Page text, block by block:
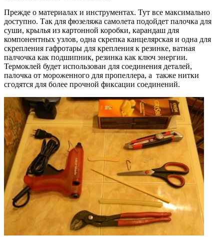
Прежде о материалах и инструментах. Тут все максимально
доступно. Так для фюзеляжа самолета подойдет палочка для
суши, крылья из картонной коробки, карандаш для
компонентных узлов, одна скрепка канцелярская и одна для
скрепления гафротары для крепления к резинке, ватная
палчочка как подшипник, резинка как ключ энергии.
Термоклей будет использован для соединения деталей,
палочка от мороженного для пропеллера, а также нитки
сгодятся для более прочной фиксации соединений.